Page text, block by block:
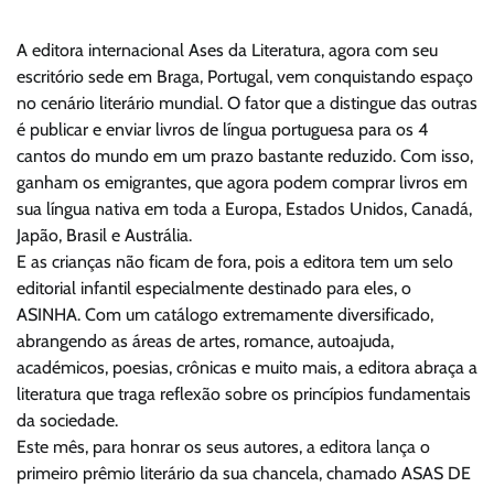
A editora internacional Ases da Literatura, agora com seu
escritório sede em Braga, Portugal, vem conquistando espaço
no cenário literário mundial. O fator que a distingue das outras
é publicar e enviar livros de língua portuguesa para os 4
cantos do mundo em um prazo bastante reduzido. Com isso,
ganham os emigrantes, que agora podem comprar livros em
sua língua nativa em toda a Europa, Estados Unidos, Canadá,
Japão, Brasil e Austrália.
E as crianças não ficam de fora, pois a editora tem um selo
editorial infantil especialmente destinado para eles, o
ASINHA. Com um catálogo extremamente diversificado,
abrangendo as áreas de artes, romance, autoajuda,
académicos, poesias, crônicas e muito mais, a editora abraça a
literatura que traga reflexão sobre os princípios fundamentais
da sociedade.
Este mês, para honrar os seus autores, a editora lança o
primeiro prêmio literário da sua chancela, chamado ASAS DE